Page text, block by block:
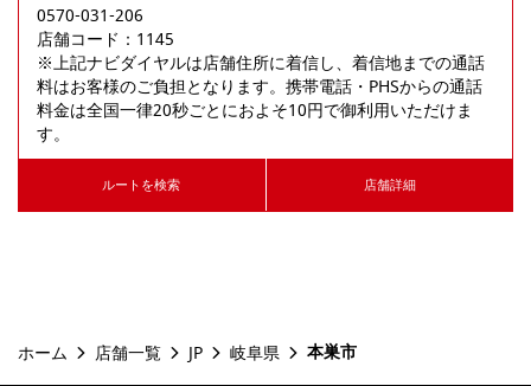
0570-031-206
店舗コード：1145
※上記ナビダイヤルは店舗住所に着信し、着信地までの通話
料はお客様のご負担となります。携帯電話・PHSからの通話
料金は全国一律20秒ごとにおよそ10円で御利用いただけま
す。
ルートを検索 店舗詳細
ホーム 店舗一覧 JP 岐阜県 本巣市